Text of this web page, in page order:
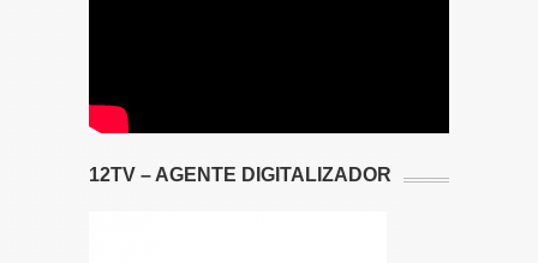
12TV – AGENTE DIGITALIZADOR